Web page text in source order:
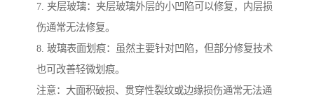
7. 夹层玻璃：夹层玻璃外层的小凹陷可以修复，内层损
伤通常无法修复。
8. 玻璃表面划痕：虽然主要针对凹陷，但部分修复技术
也可改善轻微划痕。
注意：大面积破损、贯穿性裂纹或边缘损伤通常无法通